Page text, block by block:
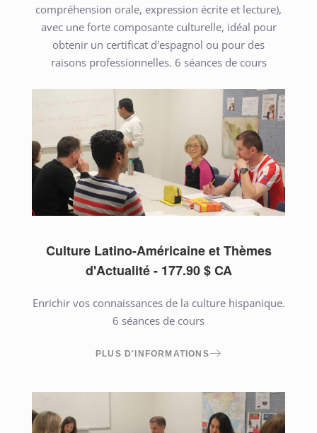
compréhension orale, expression écrite et lecture),
avec une forte composante culturelle, idéal pour
obtenir un certificat d'espagnol ou pour des
raisons professionnelles. 6 séances de cours
PLUS D'INFORMATIONS
Culture Latino-Américaine et Thèmes
d'Actualité - 177.90 $ CA
Enrichir vos connaissances de la culture hispanique.
6 séances de cours
PLUS D'INFORMATIONS